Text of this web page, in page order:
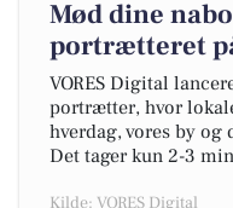
Mød dine
portrætteret
VORES Digital
portrætter, hvor
hverdag, vores by og
Det tager kun 2-3
Kilde: VORES Digital